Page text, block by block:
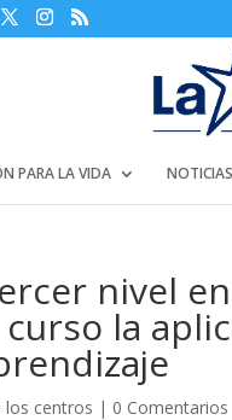
PARA LA VIDA NOTICIAS
nivel
la
los centros | 0 Comentarios